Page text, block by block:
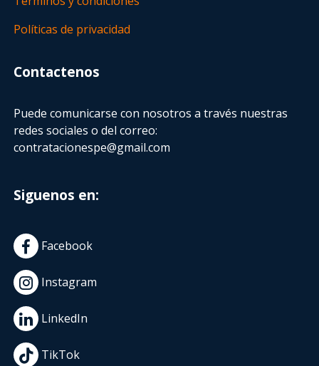
Políticas de privacidad
Contactenos
Puede comunicarse con nosotros a través nuestras
redes sociales o del correo:
contratacionespe@gmail.com
Siguenos en:
Facebook
Instagram
LinkedIn
TikTok